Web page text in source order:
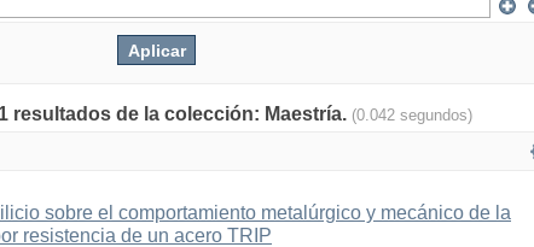
resultados de la colección: Maestría. (0.042 segundos)
sobre el comportamiento metalúrgico y mecánico de la
resistencia de un acero TRIP